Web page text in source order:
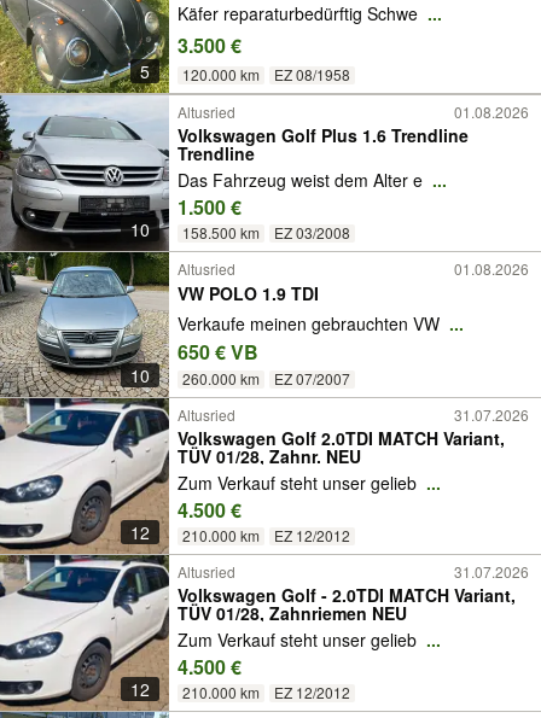
5
Käfer reparaturbedürftig Schwe ...
3.500 €
120.000 km EZ 08/1958
10
Altusried 01.08.2026
Volkswagen Golf Plus 1.6 Trendline
Trendline
Das Fahrzeug weist dem Alter e ...
1.500 €
158.500 km EZ 03/2008
10
Altusried 01.08.2026
VW POLO 1.9 TDI
Verkaufe meinen gebrauchten VW ...
650 € VB
260.000 km EZ 07/2007
12
Altusried 31.07.2026
Volkswagen Golf 2.0TDI MATCH Variant,
TÜV 01/28, Zahnr. NEU
Zum Verkauf steht unser gelieb ...
4.500 €
210.000 km EZ 12/2012
12
Altusried 31.07.2026
Volkswagen Golf - 2.0TDI MATCH Variant,
TÜV 01/28, Zahnriemen NEU
Zum Verkauf steht unser gelieb ...
4.500 €
210.000 km EZ 12/2012